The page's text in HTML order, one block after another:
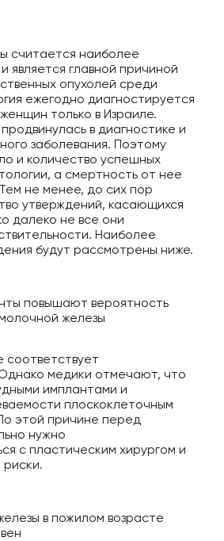
считается наиболее
является главной причиной
опухолей среди
ежегодно диагностируется
только в Израиле.
в диагностике и
заболевания. Поэтому
и количество успешных
а смертность от нее
не менее, до сих пор
утверждений, касающихся
далеко не все они
Наиболее
будут рассмотрены ниже.
повышают вероятность
железы
медики отмечают, что
имплантами и
плоскоклеточным
этой причине перед
нужно
с пластическим хирургом и
риски.
в пожилом возрасте